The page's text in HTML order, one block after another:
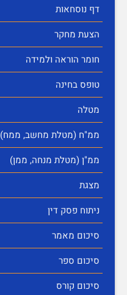
דף נוסחאות
הצעת מחקר
חומר הוראה ולמידה
טופס בחינה
מטלה
ממ"ח (מטלת מחשב, ממח)
ממ"ן (מטלת מנחה, ממן)
מצגת
ניתוח פסק דין
סיכום מאמר
סיכום ספר
סיכום קורס